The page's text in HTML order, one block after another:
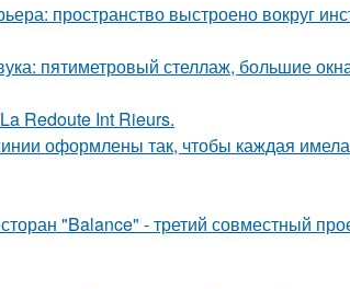
пространство выстроено вокруг
пятиметровый стеллаж, большие
Redoute Int Rieurs.
оформлены так, чтобы каждая имела
"Balance" - третий совместный